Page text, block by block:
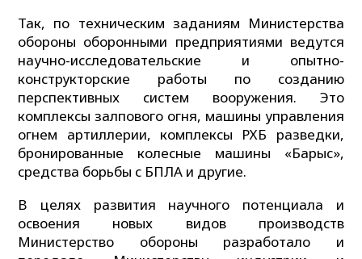
Так, по техническим заданиям Министерства
обороны оборонными предприятиями ведутся
научно-исследовательские и опытно-
конструкторские работы по созданию
перспективных систем вооружения. Это
комплексы залпового огня, машины управления
огнем артиллерии, комплексы РХБ разведки,
бронированные колесные машины «Барыс»,
средства борьбы с БПЛА и другие.
В целях развития научного потенциала и
освоения новых видов производств
Министерство обороны разработало и